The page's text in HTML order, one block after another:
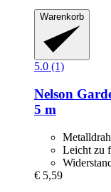
Warenkorb
5.0 (1)
Nelson
5 m
Leicht zu
€ 5,59